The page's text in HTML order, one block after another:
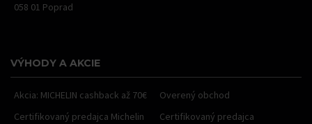
058 01 Poprad
VÝHODY A AKCIE
Akcia: MICHELIN cashback až 70€
Overený obchod
Certifikovaný predajca Michelin
Certifikovaný predajca